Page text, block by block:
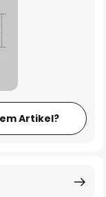
Artikel?